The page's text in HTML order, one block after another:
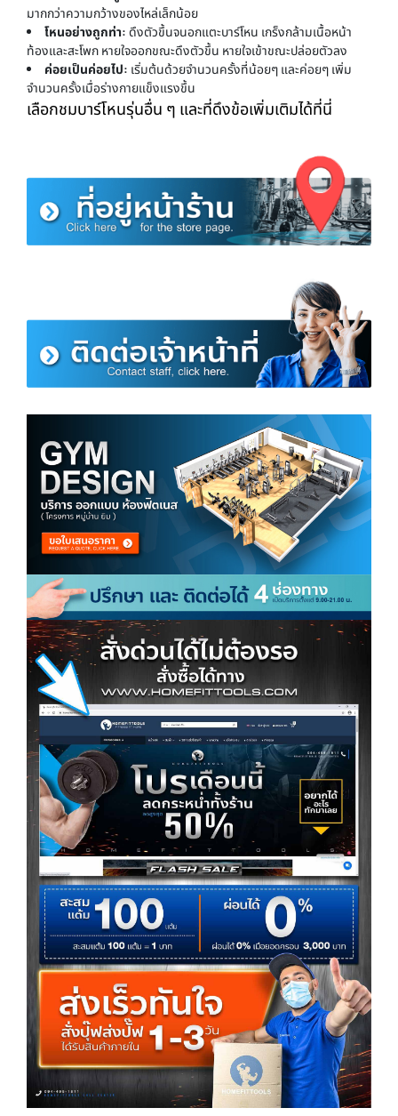
มากกว่าความกว้างของไหล่เล็กน้อย
โหนอย่างถูกท่า: ดึงตัวขึ้นจนอกแตะบาร์โหน เกร็งกล้ามเนื้อหน้า
ท้องและสะโพก หายใจออกขณะดึงตัวขึ้น หายใจเข้าขณะปล่อยตัวลง
ค่อยเป็นค่อยไป: เริ่มต้นด้วยจำนวนครั้งที่น้อยๆ และค่อยๆ เพิ่ม
จำนวนครั้งเมื่อร่างกายแข็งแรงขึ้น
เลือกชมบาร์โหนรุ่นอื่น ๆ และที่ดึงข้อเพิ่มเติมได้ที่นี่